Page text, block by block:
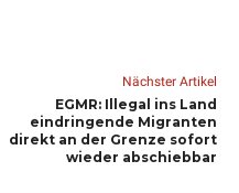
Nächster Artikel
EGMR: Illegal ins Land
eindringende Migranten
direkt an der Grenze sofort
wieder abschiebbar